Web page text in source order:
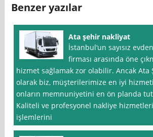
Benzer yazılar
Ata şehir nakliyat
İstanbul‘un sayısız
firması arasında öne
hizmet sağlamak zor olabilir. Ancak Ata
olarak biz, müşterilerimize en iyi
onların memnuniyetini en ön planda
Kaliteli ve profesyonel nakliye
işlemlerini